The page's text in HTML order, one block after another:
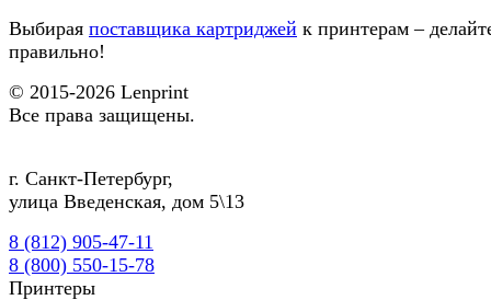
Выбирая поставщика картриджей к принтерам –
правильно!
© 2015-2026 Lenprint
Все права защищены.
г. Санкт-Петербург,
улица Введенская, дом 5\13
8 (812) 905-47-11
8 (800) 550-15-78
Принтеры